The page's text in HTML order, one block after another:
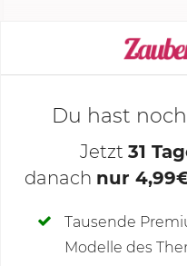
Deine Notizen
Du hast
Jetzt 31
danach nur
Tausende
Modelle des